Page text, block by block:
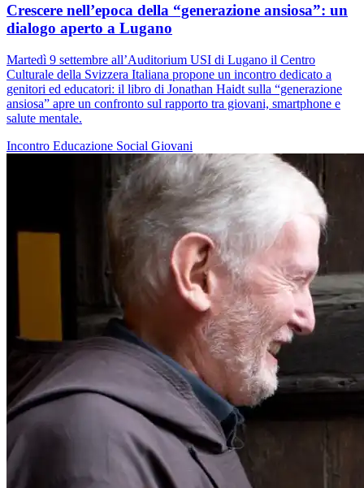
Crescere nell’epoca della “generazione ansiosa”: un
dialogo aperto a Lugano
Martedì 9 settembre all’Auditorium USI di Lugano il Centro
Culturale della Svizzera Italiana propone un incontro dedicato a
genitori ed educatori: il libro di Jonathan Haidt sulla “generazione
ansiosa” apre un confronto sul rapporto tra giovani, smartphone e
salute mentale.
Incontro Educazione Social Giovani